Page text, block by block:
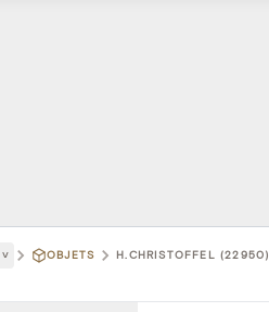
˅ OBJETS H.CHRISTOFFEL (22950)